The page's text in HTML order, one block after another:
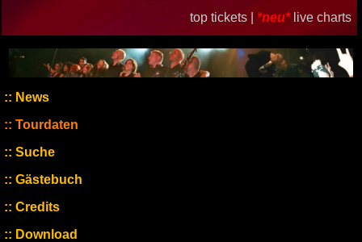
top tickets | *neu* live charts
News
Tourdaten
Suche
Gästebuch
Credits
Download